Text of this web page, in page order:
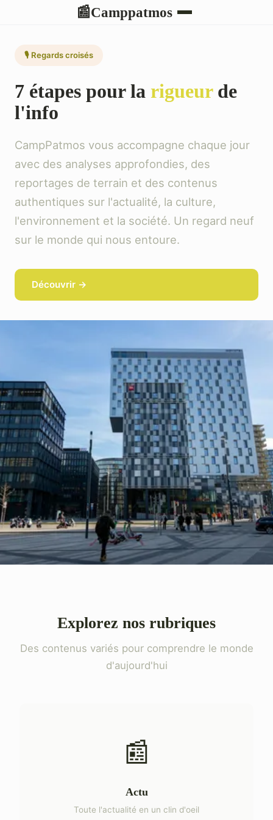
📰Camppatmos
🎙️ Regards croisés
7 étapes pour la rigueurde
l'info
CampPatmos vous accompagne chaque jour
avec des analyses approfondies, des
reportages de terrain et des contenus
authentiques sur l'actualité, la culture,
l'environnement et la société. Un regard neuf
sur le monde qui nous entoure.
Découvrir →
Explorez nos rubriques
Des contenus variés pour comprendre le monde
d'aujourd'hui
📰
Actu
Toute l'actualité en un clin d'oeil